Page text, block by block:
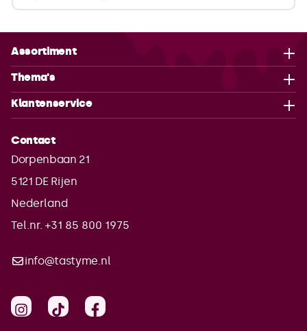
Assortiment
Thema's
Klantenservice
Contact
Dorpenbaan 21
5121 DE Rijen
Nederland
Tel.nr. +31 85 800 1975
info@tastyme.nl